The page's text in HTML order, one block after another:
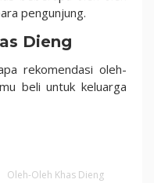
pengunjung.
Dieng
rekomendasi oleh-
beli untuk keluarga
Oleh-Oleh Khas Dieng